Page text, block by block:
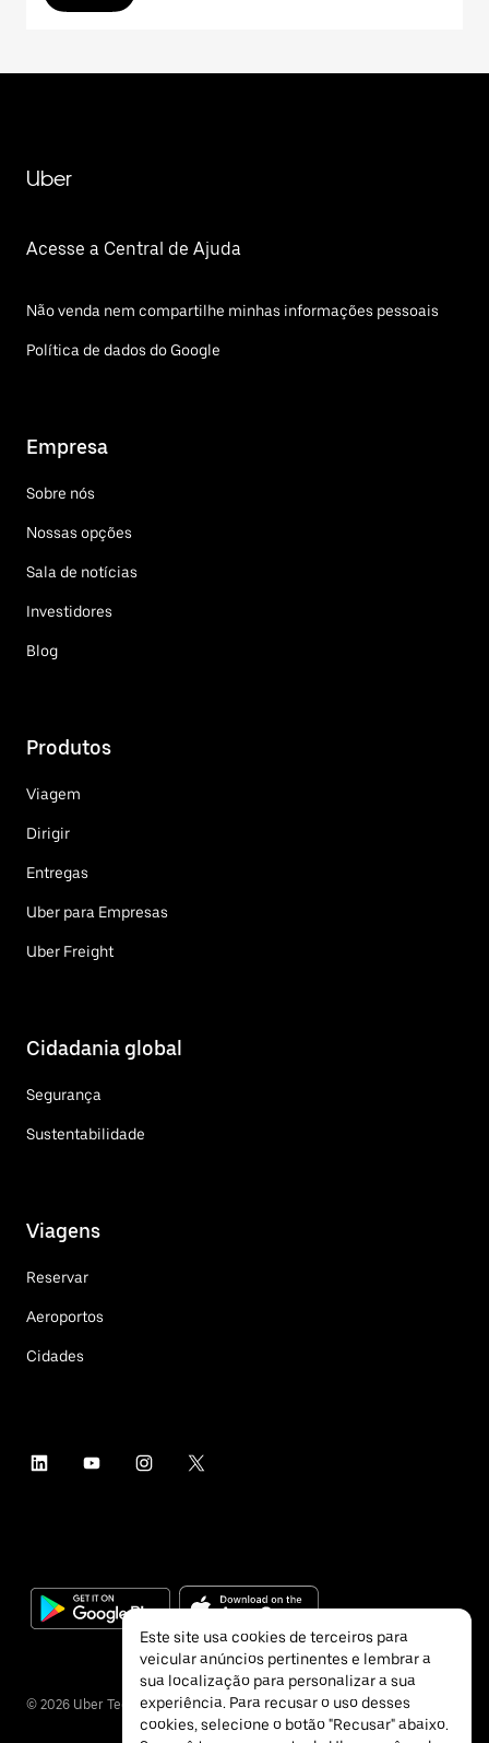
Uber
Acesse a Central de Ajuda
Não venda nem compartilhe minhas informações pessoais
Política de dados do Google
Empresa
Sobre nós
Nossas opções
Sala de notícias
Investidores
Blog
Produtos
Viagem
Dirigir
Entregas
Uber para Empresas
Uber Freight
Cidadania global
Segurança
Sustentabilidade
Viagens
Reservar
Aeroportos
Cidades
© 2026 Uber Technologies Inc.
Este site usa cookies de terceiros para
veicular anúncios pertinentes e lembrar a
sua localização para personalizar a sua
experiência. Para recusar o uso desses
cookies, selecione o botão "Recusar" abaixo.